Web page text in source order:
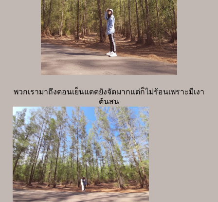
พวกเรามาถึงตอนเย็นแดดยังจัดมากแต่ก็ไม่ร้อนเพราะมีเงา
ต้นสน